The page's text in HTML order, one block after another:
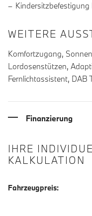
Kindersitzbefestigung
WEITERE
Komfortzugang,
Lordosenstützen,
Fernlichtassistent, DAB
Finanzierung
IHRE
KALKULATION
Fahrzeugpreis: